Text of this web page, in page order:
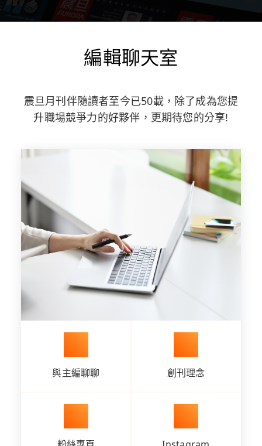
編輯聊天室
震旦月刊伴隨讀者至今已50載，除了成為您提
升職場競爭力的好夥伴，更期待您的分享!
與主編聊聊 創刊理念